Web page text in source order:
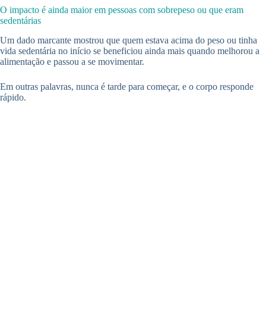
O impacto é ainda maior em pessoas com sobrepeso ou que eram
sedentárias
Um dado marcante mostrou que quem estava acima do peso ou tinha
vida sedentária no início se beneficiou ainda mais quando melhorou a
alimentação e passou a se movimentar.
Em outras palavras, nunca é tarde para começar, e o corpo responde
rápido.